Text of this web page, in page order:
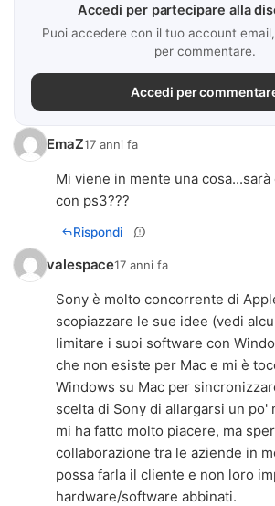
Accedi per partecipare alla
Puoi accedere con il tuo account
per commentare.
Accedi per
EmaZ17 anni fa
Mi viene in mente una
con ps3???
Rispondi
valespace17 anni fa
Sony è molto concorrente di
scopiazzare le sue idee (vedi
limitare i suoi software con
che non esiste per Mac e mi è
Windows su Mac per
scelta di Sony di allargarsi un po'
mi ha fatto molto piacere, ma
collaborazione tra le aziende in
possa farla il cliente e non loro
hardware/software abbinati.